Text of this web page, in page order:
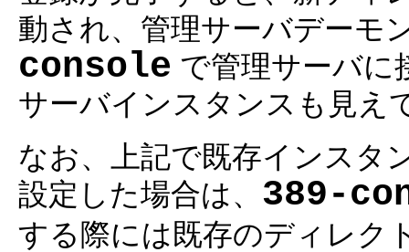
動され、管理サーバデーモ
console で管理サーバに
サーバインスタンスも見え
なお、上記で既存インスタ
設定した場合は、 389-
する際には既存のディレク